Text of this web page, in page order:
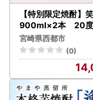
【特別限定焼酎】
900ml×2本 20
酎 神楽酒造＜7-
宮崎県西都市
(0)